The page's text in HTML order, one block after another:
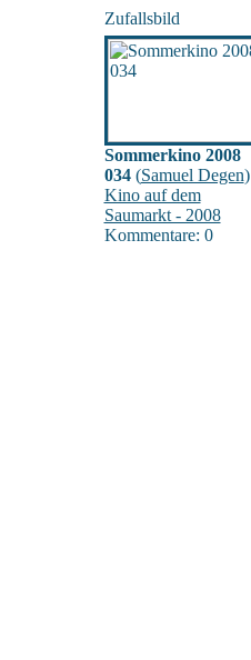
Zufallsbild
Sommerkino 2008
034(Samuel Degen)
Kino auf dem
Saumarkt - 2008
Kommentare: 0